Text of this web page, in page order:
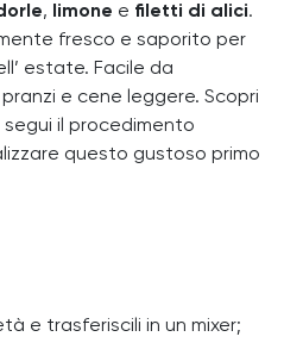
, limone e filetti di alici.
fresco e saporito per
estate. Facile da
e cene leggere. Scopri
il procedimento
questo gustoso primo
e trasferiscili in un mixer;